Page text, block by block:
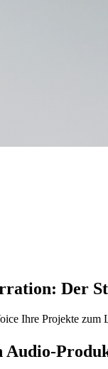
Der
Ihre Projekte zum
Audio-